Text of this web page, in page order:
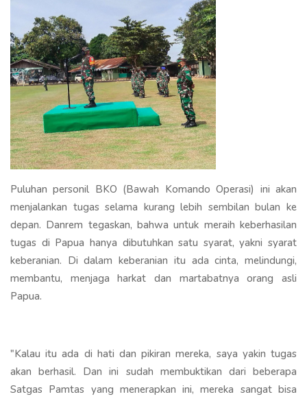
Puluhan personil BKO (Bawah Komando Operasi) ini akan
menjalankan tugas selama kurang lebih sembilan bulan ke
depan. Danrem tegaskan, bahwa untuk meraih keberhasilan
tugas di Papua hanya dibutuhkan satu syarat, yakni syarat
keberanian. Di dalam keberanian itu ada cinta, melindungi,
membantu, menjaga harkat dan martabatnya orang asli
Papua.
"Kalau itu ada di hati dan pikiran mereka, saya yakin tugas
akan berhasil. Dan ini sudah membuktikan dari beberapa
Satgas Pamtas yang menerapkan ini, mereka sangat bisa